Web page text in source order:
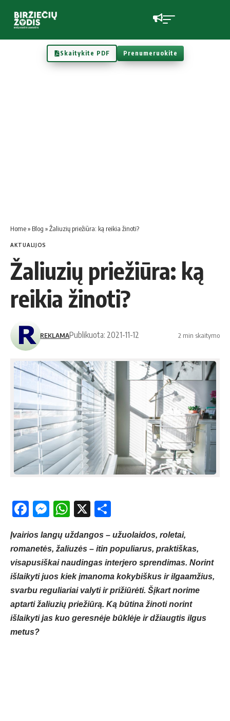
Skaitykite PDF Prenumeruokite
Home» Blog »Žaliuzių priežiūra: ką reikia žinoti?
AKTUALIJOS
Žaliuzių priežiūra: ką
reikia žinoti?
REKLAMAPublikuota: 2021-11-12 2 min skaitymo
Facebook
Messenger
WhatsApp
X
​​​​​​​Įvairios langų uždangos – užuolaidos, roletai,
romanetės, žaliuzės – itin populiarus, praktiškas,
visapusiškai naudingas interjero sprendimas. Norint
išlaikyti juos kiek įmanoma kokybiškus ir ilgaamžius,
svarbu reguliariai valyti ir prižiūrėti. Šįkart norime
aptarti žaliuzių priežiūrą. Ką būtina žinoti norint
išlaikyti jas kuo geresnėje būklėje ir džiaugtis ilgus
metus?